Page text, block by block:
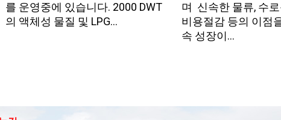
를 운영중에 있습니다. 2000 DWT
의 액체성 물질 및 LPG...
며 신속한 물류, 수
비용절감 등의 이점
속 성장이...